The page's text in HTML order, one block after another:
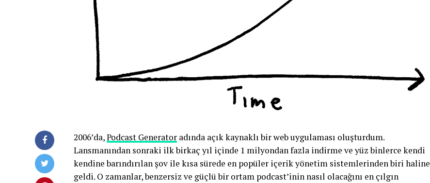
2006’da,Podcast Generator adında açık kaynaklı bir web uygulaması oluşturdum.
Lansmanından sonraki ilk birkaç yıl içinde 1 milyondan fazla indirme ve yüz binlerce kendi
kendine barındırılan şov ile kısa sürede en popüler içerik yönetim sistemlerinden biri haline
geldi. O zamanlar, benzersiz ve güçlü bir ortam podcast’inin nasıl olacağını en çılgın